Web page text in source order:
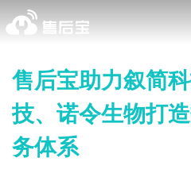
售后宝助力叙简
技、诺令生物打
务体系